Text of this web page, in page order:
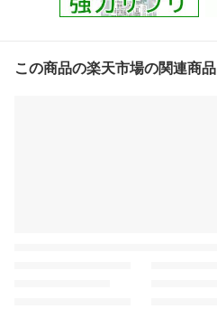
この商品の楽天市場の関連商品